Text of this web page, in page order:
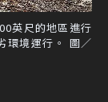
英尺的地區進行
環境運行。 圖／